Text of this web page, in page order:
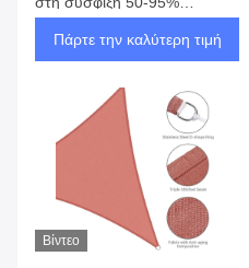
προστασία από τις
ακτινοβολίες UV
Πάρτε την καλύτερη τιμή
Βίντεο